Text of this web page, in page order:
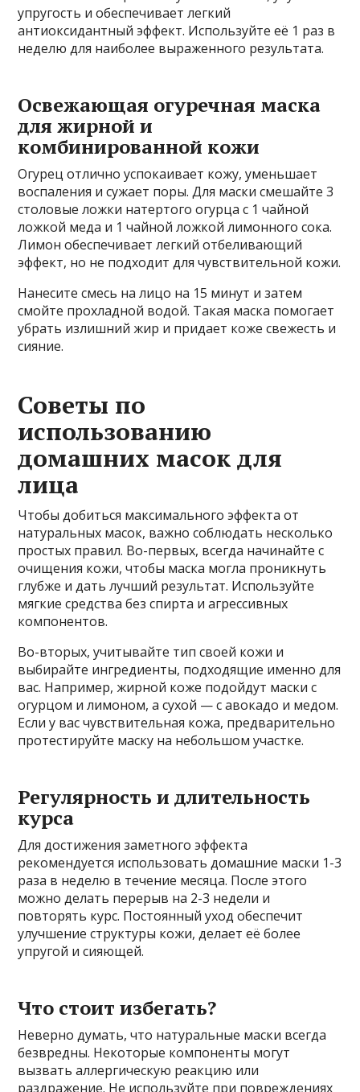
упругость и обеспечивает легкий
антиоксидантный эффект. Используйте её 1 раз в
неделю для наиболее выраженного результата.
Освежающая огуречная маска
для жирной и
комбинированной кожи
Огурец отлично успокаивает кожу, уменьшает
воспаления и сужает поры. Для маски смешайте 3
столовые ложки натертого огурца с 1 чайной
ложкой меда и 1 чайной ложкой лимонного сока.
Лимон обеспечивает легкий отбеливающий
эффект, но не подходит для чувствительной кожи.
Нанесите смесь на лицо на 15 минут и затем
смойте прохладной водой. Такая маска помогает
убрать излишний жир и придает коже свежесть и
сияние.
Советы по
использованию
домашних масок для
лица
Чтобы добиться максимального эффекта от
натуральных масок, важно соблюдать несколько
простых правил. Во-первых, всегда начинайте с
очищения кожи, чтобы маска могла проникнуть
глубже и дать лучший результат. Используйте
мягкие средства без спирта и агрессивных
компонентов.
Во-вторых, учитывайте тип своей кожи и
выбирайте ингредиенты, подходящие именно для
вас. Например, жирной коже подойдут маски с
огурцом и лимоном, а сухой — с авокадо и медом.
Если у вас чувствительная кожа, предварительно
протестируйте маску на небольшом участке.
Регулярность и длительность
курса
Для достижения заметного эффекта
рекомендуется использовать домашние маски 1-3
раза в неделю в течение месяца. После этого
можно делать перерыв на 2-3 недели и
повторять курс. Постоянный уход обеспечит
улучшение структуры кожи, делает её более
упругой и сияющей.
Что стоит избегать?
Неверно думать, что натуральные маски всегда
безвредны. Некоторые компоненты могут
вызвать аллергическую реакцию или
раздражение. Не используйте при повреждениях